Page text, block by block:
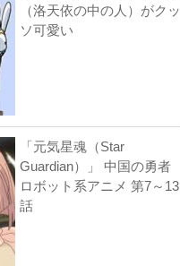
（洛天依の中の人）がクッ
ソ可愛い
「元気星魂（Star
Guardian）」 中国の勇者
ロボット系アニメ 第7～13
話